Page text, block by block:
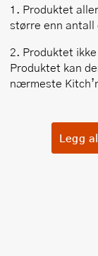
1. Produktet
større enn antall
2. Produktet
Produktet kan
nærmeste
Legg